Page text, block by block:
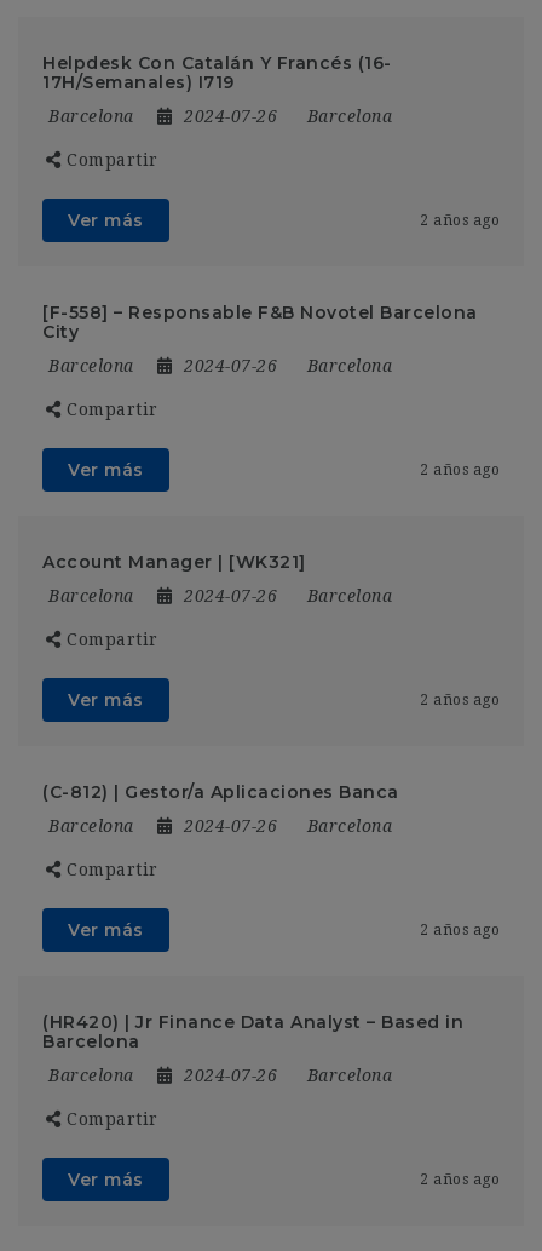
Helpdesk Con Catalán Y Francés (16-
17H/Semanales) I719
Barcelona 2024-07-26 Barcelona
Compartir
Ver más 2 años ago
[F-558] – Responsable F&B Novotel Barcelona
City
Barcelona 2024-07-26 Barcelona
Compartir
Ver más 2 años ago
Account Manager | [WK321]
Barcelona 2024-07-26 Barcelona
Compartir
Ver más 2 años ago
(C-812) | Gestor/a Aplicaciones Banca
Barcelona 2024-07-26 Barcelona
Compartir
Ver más 2 años ago
(HR420) | Jr Finance Data Analyst – Based in
Barcelona
Barcelona 2024-07-26 Barcelona
Compartir
Ver más 2 años ago